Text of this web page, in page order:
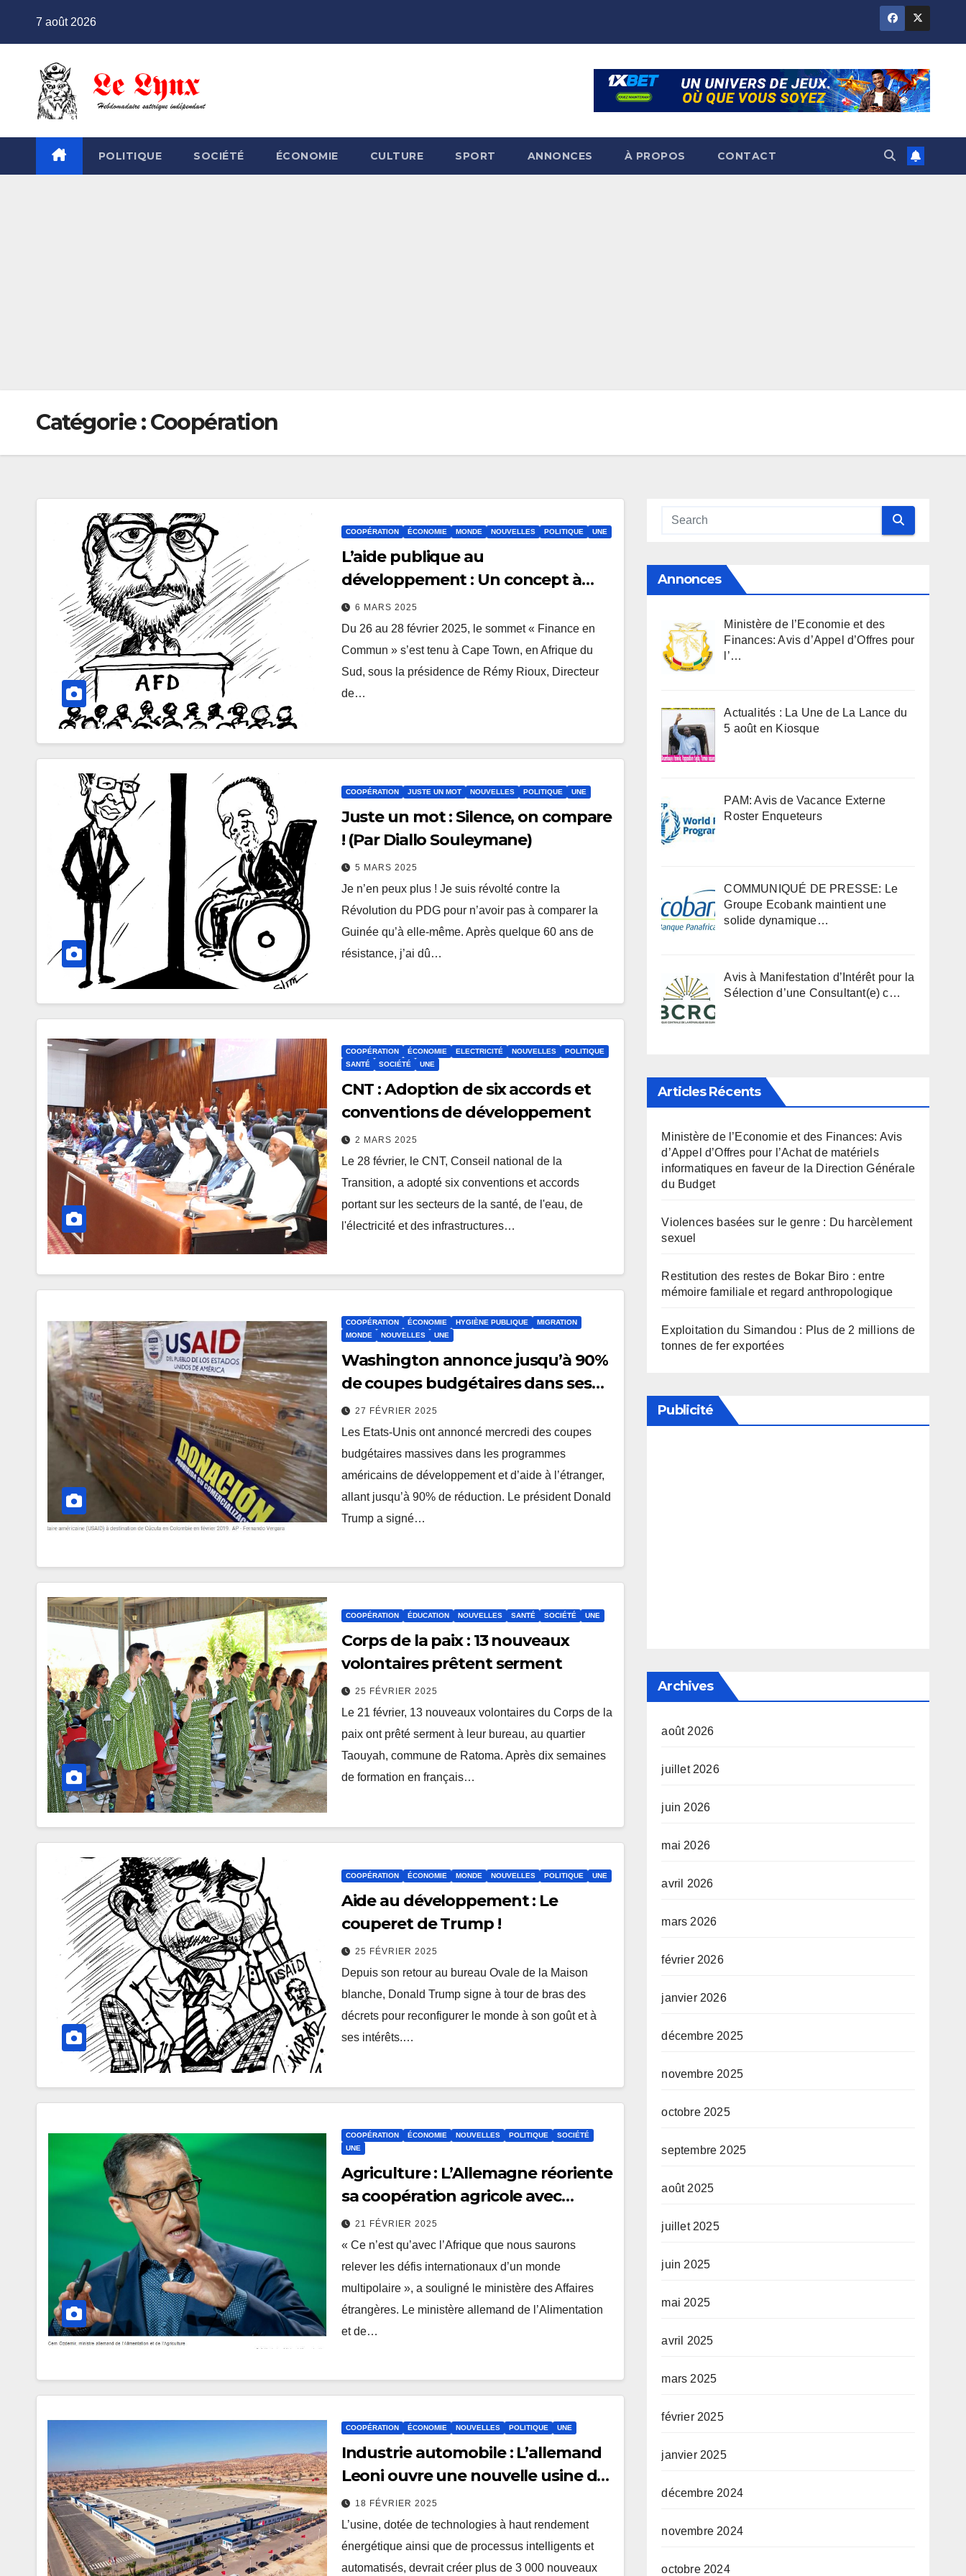
7 août 2026
POLITIQUE SOCIÉTÉ ÉCONOMIE CULTURE SPORT ANNONCES À PROPOS CONTACT
Catégorie :Coopération
COOPÉRATION ÉCONOMIE MONDE NOUVELLES POLITIQUE UNE
L’aide publique au
développement : Un concept à
recadrer
6 MARS 2025
Du 26 au 28 février 2025, le sommet « Finance en
Commun » s’est tenu à Cape Town, en Afrique du
Sud, sous la présidence de Rémy Rioux, Directeur
de…
COOPÉRATION JUSTE UN MOT NOUVELLES POLITIQUE UNE
Juste un mot : Silence, on compare
! (Par Diallo Souleymane)
5 MARS 2025
Je n’en peux plus ! Je suis révolté contre la
Révolution du PDG pour n’avoir pas à comparer la
Guinée qu’à elle-même. Après quelque 60 ans de
résistance, j’ai dû…
COOPÉRATION ÉCONOMIE ELECTRICITÉ NOUVELLES
POLITIQUE
SANTÉ
SOCIÉTÉ UNE
CNT : Adoption de six accords et
conventions de développement
2 MARS 2025
Le 28 février, le CNT, Conseil national de la
Transition, a adopté six conventions et accords
portant sur les secteurs de la santé, de l'eau, de
l'électricité et des infrastructures…
COOPÉRATION ÉCONOMIE HYGIÈNE PUBLIQUE
MIGRATION
MONDE
NOUVELLES UNE
Washington annonce jusqu’à 90%
de coupes budgétaires dans ses
programmes de développement à
l’étranger
27 FÉVRIER 2025
Les Etats-Unis ont annoncé mercredi des coupes
budgétaires massives dans les programmes
américains de développement et d’aide à l’étranger,
allant jusqu’à 90% de réduction. Le président Donald
Trump a signé…
COOPÉRATION ÉDUCATION NOUVELLES SANTÉ SOCIÉTÉ UNE
Corps de la paix : 13 nouveaux
volontaires prêtent serment
25 FÉVRIER 2025
Le 21 février, 13 nouveaux volontaires du Corps de la
paix ont prêté serment à leur bureau, au quartier
Taouyah, commune de Ratoma. Après dix semaines
de formation en français…
COOPÉRATION ÉCONOMIE MONDE NOUVELLES POLITIQUE UNE
Aide au développement : Le
couperet de Trump !
25 FÉVRIER 2025
Depuis son retour au bureau Ovale de la Maison
blanche, Donald Trump signe à tour de bras des
décrets pour reconfigurer le monde à son goût et à
ses intérêts.…
COOPÉRATION ÉCONOMIE NOUVELLES POLITIQUE
SOCIÉTÉ
UNE
Agriculture : L’Allemagne réoriente
sa coopération agricole avec
l’Afrique
21 FÉVRIER 2025
« Ce n’est qu’avec l’Afrique que nous saurons
relever les défis internationaux d’un monde
multipolaire », a souligné le ministère des Affaires
étrangères. Le ministère allemand de l’Alimentation
et de…
COOPÉRATION ÉCONOMIE NOUVELLES POLITIQUE UNE
Industrie automobile : L’allemand
Leoni ouvre une nouvelle usine de
câblage au Maroc
18 FÉVRIER 2025
L’usine, dotée de technologies à haut rendement
énergétique ainsi que de processus intelligents et
automatisés, devrait créer plus de 3 000 nouveaux
Annonces
Ministère de l’Economie et des
Finances: Avis d’Appel d’Offres pour
l’…
Actualités : La Une de La Lance du
5 août en Kiosque
PAM: Avis de Vacance Externe
Roster Enqueteurs
COMMUNIQUÉ DE PRESSE: Le
Groupe Ecobank maintient une
solide dynamique…
Avis à Manifestation d’Intérêt pour la
Sélection d’une Consultant(e) c…
Articles Récents
Ministère de l’Economie et des Finances: Avis
d’Appel d’Offres pour l’Achat de matériels
informatiques en faveur de la Direction Générale
du Budget
Violences basées sur le genre : Du harcèlement
sexuel
Restitution des restes de Bokar Biro : entre
mémoire familiale et regard anthropologique
Exploitation du Simandou : Plus de 2 millions de
tonnes de fer exportées
Publicité
Archives
août 2026
juillet 2026
juin 2026
mai 2026
avril 2026
mars 2026
février 2026
janvier 2026
décembre 2025
novembre 2025
octobre 2025
septembre 2025
août 2025
juillet 2025
juin 2025
mai 2025
avril 2025
mars 2025
février 2025
janvier 2025
décembre 2024
novembre 2024
octobre 2024